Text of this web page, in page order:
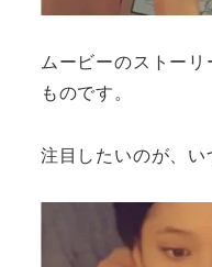
ムービーのストー
ものです。
注目したいのが、